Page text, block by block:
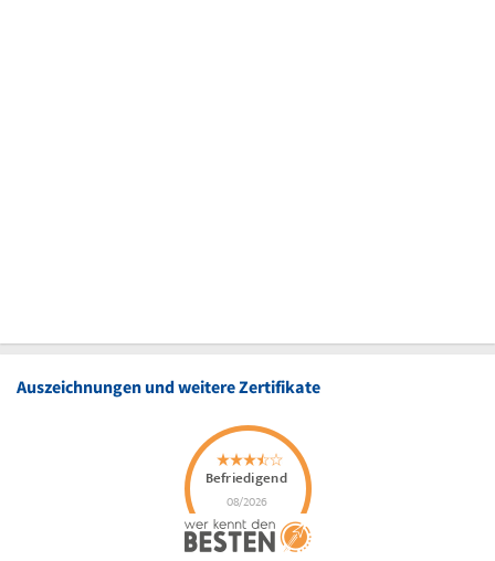
Auszeichnungen und weitere Zertifikate